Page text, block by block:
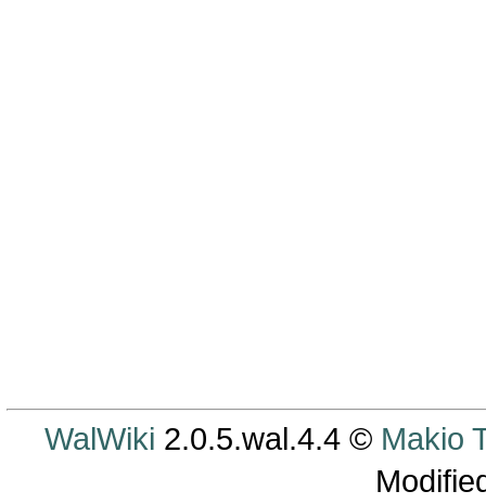
WalWiki 2.0.5.wal.4.4 © Makio